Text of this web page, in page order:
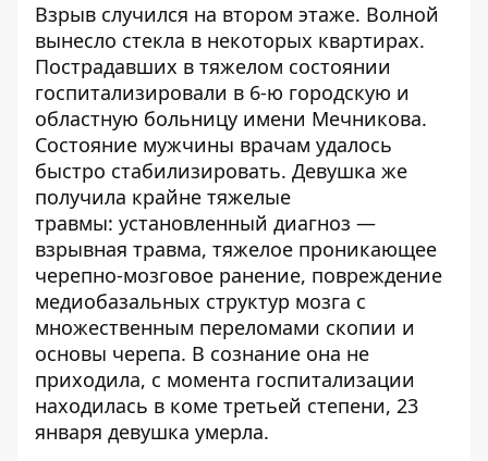
Взрыв случился на втором этаже. Волной
вынесло стекла в некоторых квартирах.
Пострадавших в тяжелом состоянии
госпитализировали в 6-ю городскую и
областную больницу имени Мечникова.
Состояние мужчины врачам удалось
быстро стабилизировать. Девушка же
получила крайне тяжелые
травмы: установленный диагноз —
взрывная травма, тяжелое проникающее
черепно-мозговое ранение, повреждение
медиобазальных структур мозга с
множественным переломами скопии и
основы черепа. В сознание она не
приходила, с момента госпитализации
находилась в коме третьей степени, 23
января девушка умерла.